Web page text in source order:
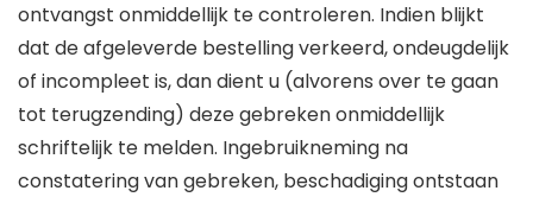
ontvangst onmiddellijk te controleren. Indien blijkt
dat de afgeleverde bestelling verkeerd, ondeugdelijk
of incompleet is, dan dient u (alvorens over te gaan
tot terugzending) deze gebreken onmiddellijk
schriftelijk te melden. Ingebruikneming na
constatering van gebreken, beschadiging ontstaan